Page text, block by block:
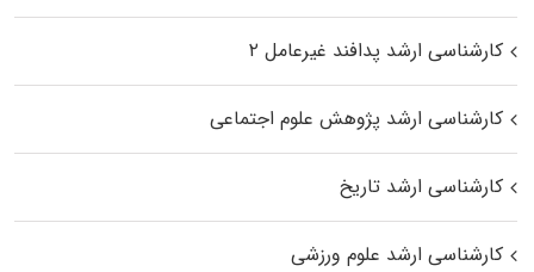
کارشناسی ارشد پدافند غیرعامل ۲
کارشناسی ارشد پژوهش علوم اجتماعی
کارشناسی ارشد تاریخ
کارشناسی ارشد علوم ورزشی